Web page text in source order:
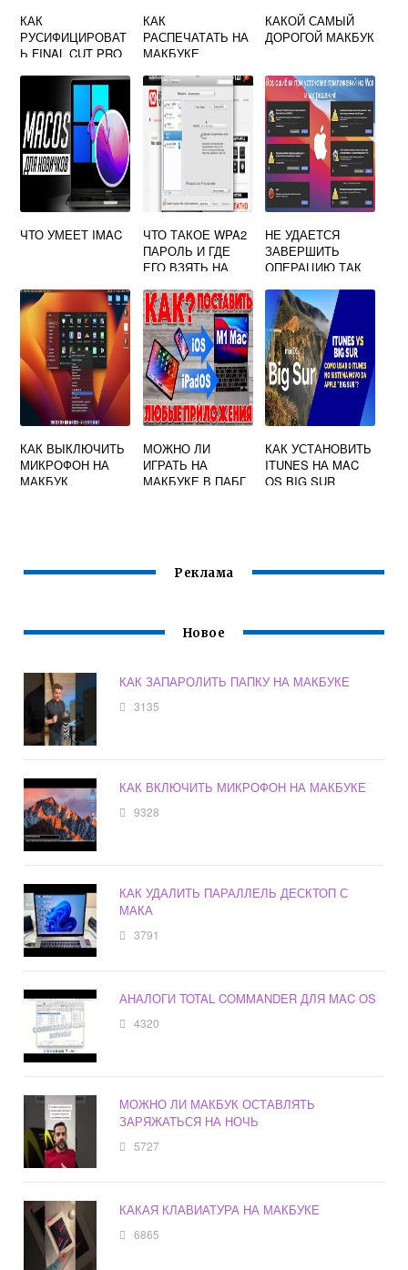
КАК
РУСИФИЦИРОВАТ
Ь FINAL CUT PRO
КАК
РАСПЕЧАТАТЬ НА
МАКБУКЕ
КАКОЙ САМЫЙ
ДОРОГОЙ МАКБУК
ЧТО УМЕЕТ IMAC
ЧТО ТАКОЕ WPA2
ПАРОЛЬ И ГДЕ
ЕГО ВЗЯТЬ НА
НЕ УДАЕТСЯ
ЗАВЕРШИТЬ
ОПЕРАЦИЮ ТАК
НЕОБХОДИМЫХ
ПРАВ MAC OS
КАК ВЫКЛЮЧИТЬ
МИКРОФОН НА
МАКБУК
МОЖНО ЛИ
ИГРАТЬ НА
МАКБУКЕ В ПАБГ
КАК УСТАНОВИТЬ
ITUNES НА MAC
OS BIG SUR
Реклама
Новое
КАК ЗАПАРОЛИТЬ ПАПКУ НА МАКБУКЕ
3135
КАК ВКЛЮЧИТЬ МИКРОФОН НА МАКБУКЕ
9328
КАК УДАЛИТЬ ПАРАЛЛЕЛЬ ДЕСКТОП С
МАКА
3791
АНАЛОГИ TOTAL COMMANDER ДЛЯ MAC OS
4320
МОЖНО ЛИ МАКБУК ОСТАВЛЯТЬ
ЗАРЯЖАТЬСЯ НА НОЧЬ
5727
КАКАЯ КЛАВИАТУРА НА МАКБУКЕ
6865